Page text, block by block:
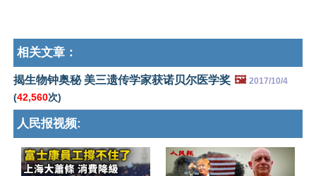
相关文章：
揭生物钟奥秘 美三遗传学家获诺贝尔医学奖 🖼️ 2017/10/4
(42,560次)
人民报视频: